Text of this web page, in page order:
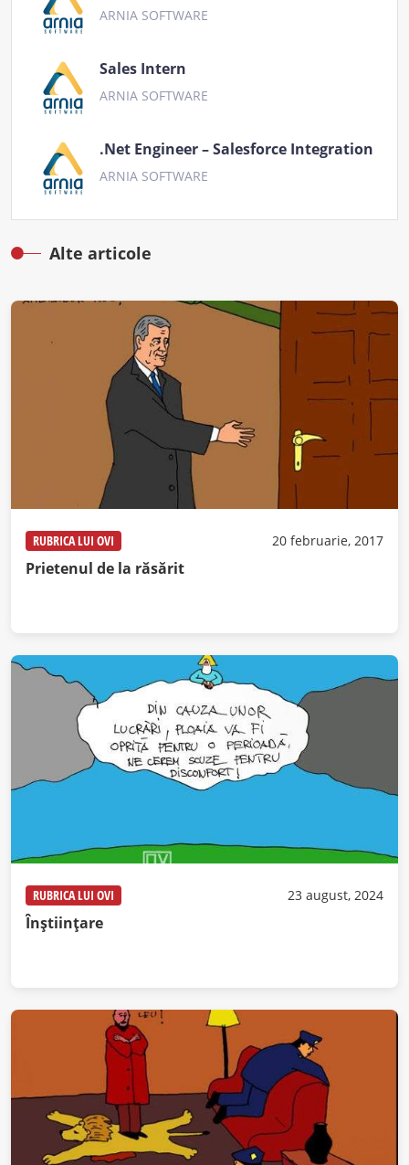
ARNIA SOFTWARE
Sales Intern
ARNIA SOFTWARE
.Net Engineer – Salesforce Integration
ARNIA SOFTWARE
Alte articole
RUBRICA LUI OVI 20 februarie, 2017
Prietenul de la răsărit
RUBRICA LUI OVI 23 august, 2024
Înștiințare